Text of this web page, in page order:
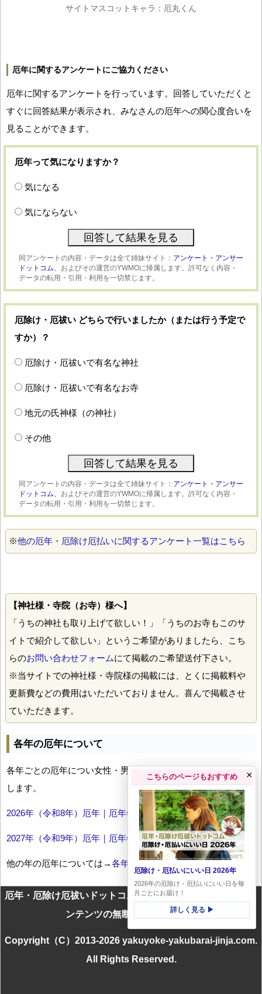
サイトマスコットキャラ：厄丸くん
厄年に関するアンケートにご協力ください
厄年に関するアンケートを行っています。回答していただくと
すぐに回答結果が表示され、みなさんの厄年への関心度合いを
見ることができます。
厄年って気になりますか？
気になる
気にならない
同アンケートの内容・データは全て姉妹サイト： アンケート・アンサー
ドットコム、 およびその運営のYWMOに帰属します。許可なく内容・
データの転用・引用・利用を一切禁じます。
厄除け・厄祓い どちらで行いましたか（または行う予定で
すか）？
厄除け・厄祓いで有名な神社
厄除け・厄祓いで有名なお寺
地元の氏神様（の神社）
その他
同アンケートの内容・データは全て姉妹サイト： アンケート・アンサー
ドットコム、 およびその運営のYWMOに帰属します。許可なく内容・
データの転用・引用・利用を一切禁じます。
※他の厄年・厄除け厄払いに関するアンケート一覧はこちら
【神社様・寺院（お寺）様へ】
「うちの神社も取り上げて欲しい！」「うちのお寺もこのサ
イトで紹介して欲しい」というご希望がありましたら、こち
らのお問い合わせフォームにて掲載のご希望送付下さい。
※当サイトでの神社様・寺院様の掲載には、とくに掲載料や
更新費などの費用はいただいておりません。喜んで掲載させ
ていただきます。
各年の厄年について
各年ごとの厄年につい女性・男性の年齢早見表とともにお伝え
します。
2026年（令和8年）厄年｜厄年年齢早見表
2027年（令和9年）厄年｜厄年年齢早見表
他の年の厄年については→各年厄年一覧
厄年・厄除け厄祓いドットコムに掲載のテキスト・画像等コ
ンテンツの無断転載を禁じます
Copyright（C）2013-2026 yakuyoke-yakubarai-jinja.com.
All Rights Reserved.
こちらのページもおすすめ
厄除け・厄払いにいい日 2026年
2026年の厄除け・厄払いにいい日を毎
月ごとにお届け！
詳しく見る ▶
×